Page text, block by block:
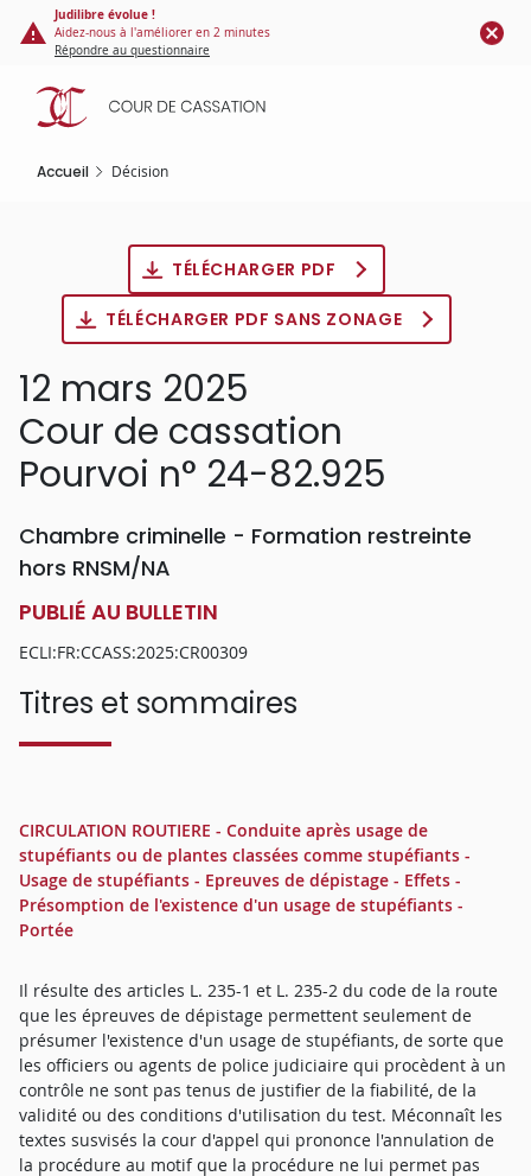
Panneau de gestion des cookies
contenu
principal
Judilibre évolue !
Aidez-nous à l'améliorer en 2 minutes
Répondre au questionnaire
Accueil Décision
TÉLÉCHARGER PDF
TÉLÉCHARGER PDF SANS ZONAGE
12 mars 2025
Cour de cassation
Pourvoi n° 24-82.925
Chambre criminelle - Formation restreinte
hors RNSM/NA
PUBLIÉ AU BULLETIN
ECLI:FR:CCASS:2025:CR00309
Titres et sommaires
CIRCULATION ROUTIERE - Conduite après usage de
stupéfiants ou de plantes classées comme stupéfiants -
Usage de stupéfiants - Epreuves de dépistage - Effets -
Présomption de l'existence d'un usage de stupéfiants -
Portée
Il résulte des articles L. 235-1 et L. 235-2 du code de la route
que les épreuves de dépistage permettent seulement de
présumer l'existence d'un usage de stupéfiants, de sorte que
les officiers ou agents de police judiciaire qui procèdent à un
contrôle ne sont pas tenus de justifier de la fiabilité, de la
validité ou des conditions d'utilisation du test. Méconnaît les
textes susvisés la cour d'appel qui prononce l'annulation de
la procédure au motif que la procédure ne lui permet pas